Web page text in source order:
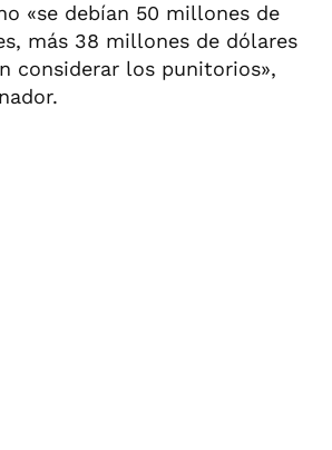
«se debían 50 millones de
más 38 millones de dólares
considerar los punitorios»,